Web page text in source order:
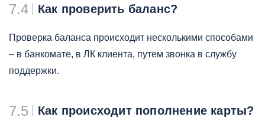
7.4 Как проверить баланс?
Проверка баланса происходит несколькими способами
– в банкомате, в ЛК клиента, путем звонка в службу
поддержки.
7.5 Как происходит пополнение карты?